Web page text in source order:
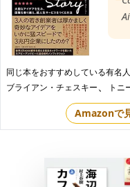
同じ本をおすすめしている有名人
ブライアン・チェスキー、 トニ
Amazonで